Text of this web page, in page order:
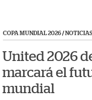
COPA MUNDIAL 2026/NOTICIAS
United 2026
marcará el
mundial